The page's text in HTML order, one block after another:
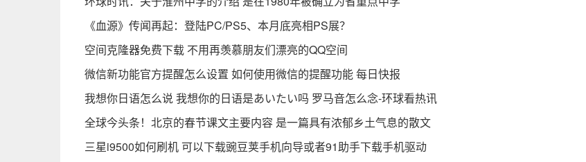
《血源》传闻再起：登陆PC/PS5、本月底亮相PS展？
空间克隆器免费下载 不用再羡慕朋友们漂亮的QQ空间
微信新功能官方提醒怎么设置 如何使用微信的提醒功能 每日快报
我想你日语怎么说 我想你的日语是あいたい吗 罗马音怎么念-环球看热讯
全球今头条！北京的春节课文主要内容 是一篇具有浓郁乡土气息的散文
三星i9500如何刷机 可以下载豌豆荚手机向导或者91助手下载手机驱动